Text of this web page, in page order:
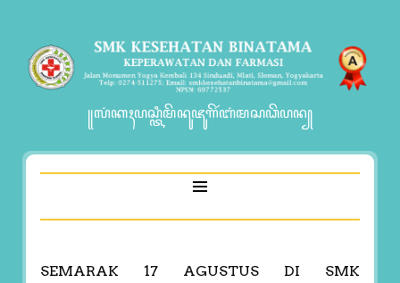
꧋ꦭꦁꦏꦃꦥꦱ꧀ꦠꦶꦩꦼꦤꦸꦗꦸꦒꦼꦂꦧꦁꦩꦱꦣꦼꦥꦤ꧀
SEMARAK 17 AGUSTUS DI SMK